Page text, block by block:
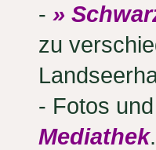
- »
zu
- Fotos
Mediathek.